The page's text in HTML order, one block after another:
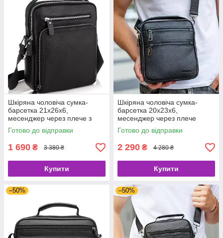
Шкіряна чоловіча сумка-
барсетка 21х26х6,
месенджер через плече з
ручкою Tiding Bag M32432
чорний
Готово до відправки
1 690 ₴ 3 380 ₴
Купити
Шкіряна чоловіча сумка-
барсетка 20х23х6,
месенджер через плече
Bexhill BX-14660 чорний
Готово до відправки
2 290 ₴ 4 280 ₴
Купити
–50% –50%